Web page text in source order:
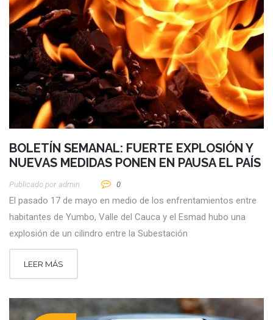
BOLETÍN SEMANAL: FUERTE EXPLOSIÓN Y
NUEVAS MEDIDAS PONEN EN PAUSA EL PAÍS
Publicado por Admin 0
El pasado 17 de mayo en medio de los enfrentamientos entre
habitantes de Yumbo, Valle del Cauca y el Esmad hubo una
explosión de un cilindro entre la Subestación
LEER MÁS